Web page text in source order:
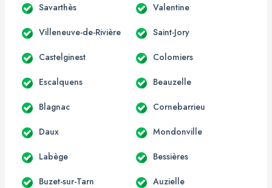
Savarthès Valentine
Villeneuve-de-Rivière Saint-Jory
Castelginest Colomiers
Escalquens Beauzelle
Blagnac Cornebarrieu
Daux Mondonville
Labège Bessières
Buzet-sur-Tarn Auzielle